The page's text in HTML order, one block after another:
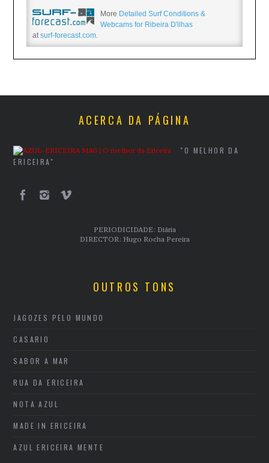
More Detailed Surf Conditions &
Webcams for Ribeira D'ilhas
at surf-forecast.com.
ACERCA DA PÁGINA
"O MELHOR DA
ERICEIRA"
PERIODICIDADE: Diária
DIRECTOR: Hugo Rocha Pereira
OUTROS TONS
JAGOZES PELO MUNDO
CASARIO
SABOR A MAR
RUA DA ERICEIRA
NOTA AZUL
MADE IN ERICEIRA
AZUL ERICEIRA MENTE